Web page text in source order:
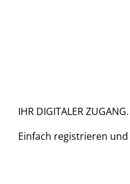
IHR DIGITALER ZUGANG.
Einfach registrieren und